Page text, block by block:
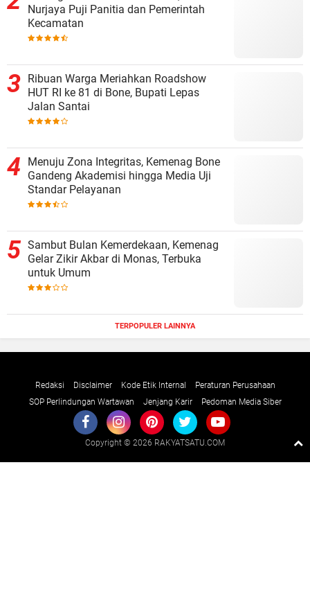
Nurjaya Puji Panitia dan Pemerintah
Kecamatan
Ribuan Warga Meriahkan Roadshow
HUT RI ke 81 di Bone, Bupati Lepas
Jalan Santai
Menuju Zona Integritas, Kemenag Bone
Gandeng Akademisi hingga Media Uji
Standar Pelayanan
Sambut Bulan Kemerdekaan, Kemenag
Gelar Zikir Akbar di Monas, Terbuka
untuk Umum
TERPOPULER LAINNYA
Redaksi Disclaimer Kode Etik Internal
Peraturan Perusahaan
SOP Perlindungan Wartawan
Jenjang Karir Pedoman Media Siber
Copyright © 2026 RAKYATSATU.COM
Raushan